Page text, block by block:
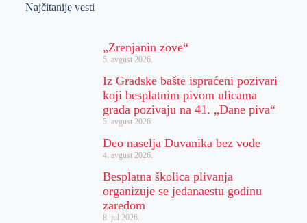
Najčitanije vesti
„Zrenjanin zove“
5. avgust 2026.
Iz Gradske bašte ispraćeni pozivari
koji besplatnim pivom ulicama
grada pozivaju na 41. „Dane piva“
5. avgust 2026.
Deo naselja Duvanika bez vode
4. avgust 2026.
Besplatna školica plivanja
organizuje se jedanaestu godinu
zaredom
8. jul 2026.